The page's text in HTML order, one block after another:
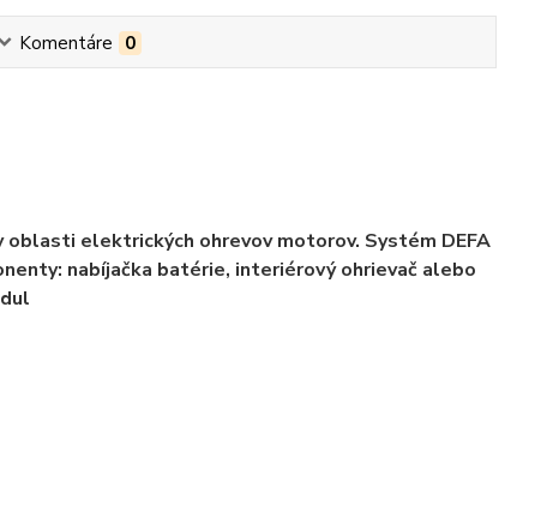
Komentáre 0
elektrických ohrevov motorov. Systém DEFA
nabíjačka batérie, interiérový ohrievač alebo